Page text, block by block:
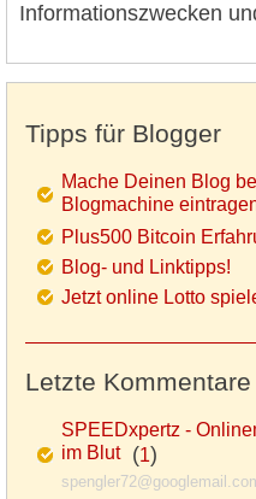
Informationszwecken
Tipps für Blogger
Mache Deinen Blog
Blogmachine
Plus500 Bitcoin
Blog- und Linktipps!
Jetzt online Lotto
Letzte Kommentare
SPEEDxpertz -
im Blut(1)